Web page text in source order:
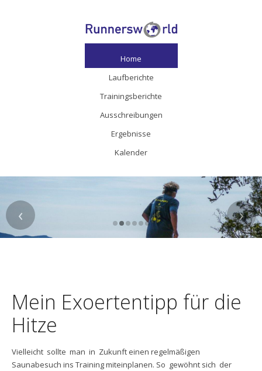
Home
Laufberichte
Trainingsberichte
Ausschreibungen
Ergebnisse
Kalender
›
‹
Mein Exoertentipp für die
Hitze
Vielleicht sollte man in Zukunft einen regelmäßigen
Saunabesuch ins Training miteinplanen. So gewöhnt sich der